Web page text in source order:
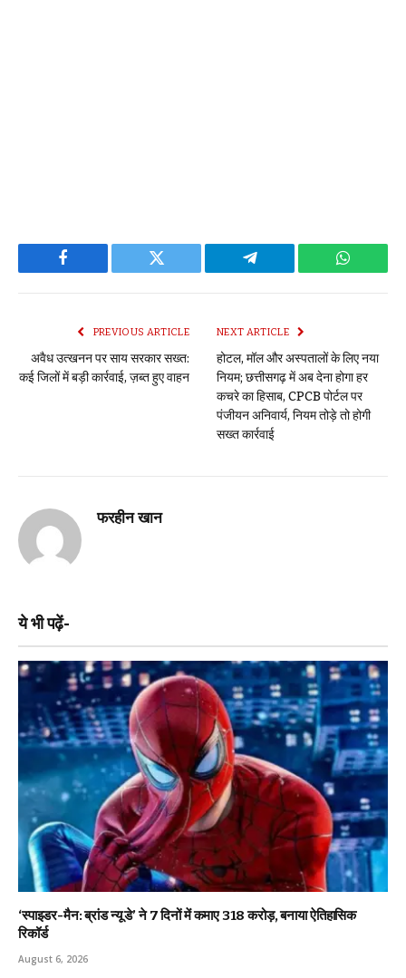
Facebook Twitter Telegram
PREVIOUS ARTICLE
अवैध उत्खनन पर साय सरकार सख्त:
कई जिलों में बड़ी कार्रवाई, ज़ब्त हुए वाहन
NEXT ARTICLE
होटल, मॉल और अस्पतालों के लिए नया
नियम; छत्तीसगढ़ में अब देना होगा हर
कचरे का हिसाब, CPCB पोर्टल पर
पंजीयन अनिवार्य, नियम तोड़े तो होगी
सख्त कार्रवाई
फरहीन खान
ये भी पढ़ें-
‘स्पाइडर-मैन: ब्रांड न्यू डे’ ने 7 दिनों में कमाए ₹318 करोड़, बनाया ऐतिहासिक
रिकॉर्ड
August 6, 2026